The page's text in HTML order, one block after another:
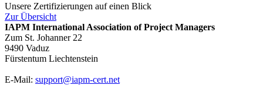
Unsere Zertifizierungen auf einen Blick
ZurÜbersicht
IAPM International Association of Project Managers
Zum St. Johanner 22
9490 Vaduz
Fürstentum Liechtenstein
E-Mail: support@iapm-cert.net